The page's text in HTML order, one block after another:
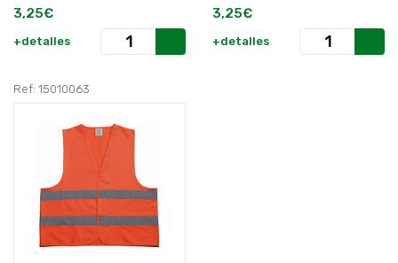
3,25€
+detalles
3,25€
+detalles
Ref: 15010063